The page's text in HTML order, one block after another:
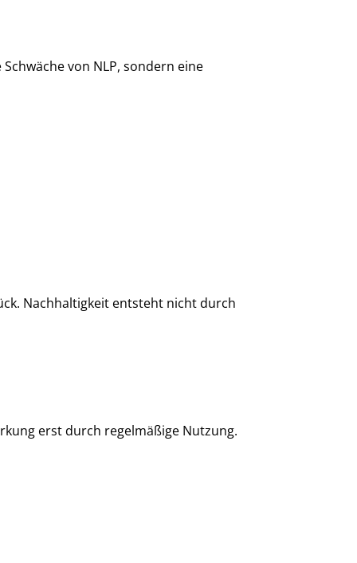
Schwäche von NLP, sondern eine
Nachhaltigkeit entsteht nicht durch
erst durch regelmäßige Nutzung.